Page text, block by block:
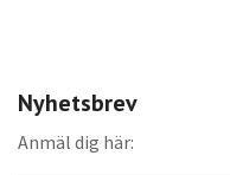
Nyhetsbrev
Anmäl dig här: